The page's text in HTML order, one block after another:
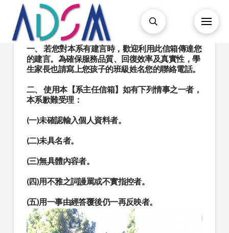
一、 若您對本系有建言時，歡迎利用此信箱傳達您
的建言。為確保服務品質、回復效率及真實性，學
生家長也請寫上您孩子的班級姓名您的聯絡電話。
二、 使用本【系主任信箱】如有下列情事之一者，
本系歉難受理：
(一)未確認輸入個人資料者。
(二)未具名者。
(三)無具體內容者。
(四)用不雅之詞謾罵或不實指控者。
(五)用一事由經答覆後仍一再反映者。